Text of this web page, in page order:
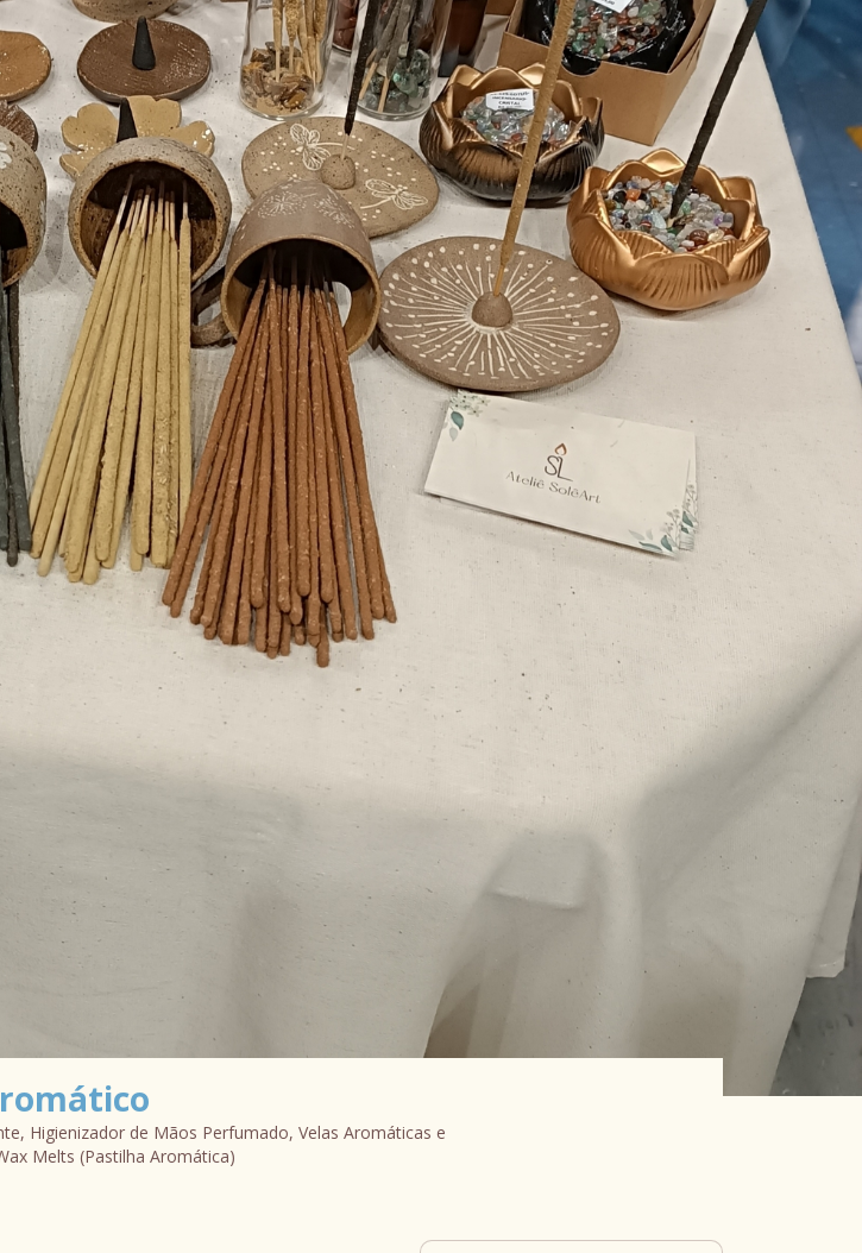
Higienizador de Mãos Perfumado, Velas Aromáticas e
Melts (Pastilha Aromática)